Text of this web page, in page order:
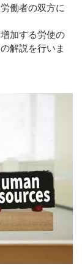
働者の双方に
加する労使の
解説を行いま